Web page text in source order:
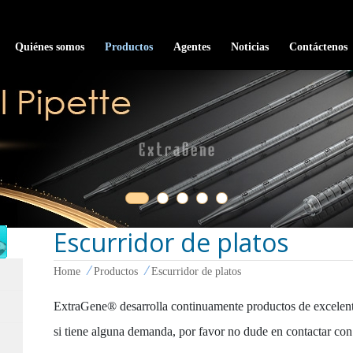
Quiénes somos Productos Agentes Noticias Contáctenos
Escurridor de platos
Home Productos Escurridor de platos
ExtraGene® desarrolla continuamente productos de
si tiene alguna demanda, por favor no dude en contactar